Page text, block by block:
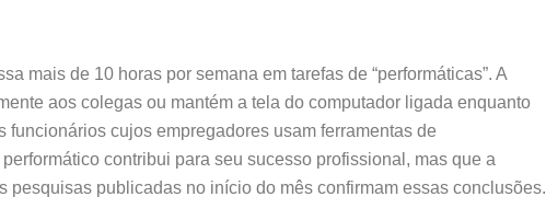
mais de 10 horas por semana em tarefas de “performáticas”. A
aos colegas ou mantém a tela do computador ligada enquanto
funcionários cujos empregadores usam ferramentas de
contribui para seu sucesso profissional, mas que a
pesquisas publicadas no início do mês confirmam essas conclusões.